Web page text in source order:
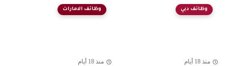
وظائف دبي
منذ 18 أيام
وظائف الامارات
منذ 18 أيام